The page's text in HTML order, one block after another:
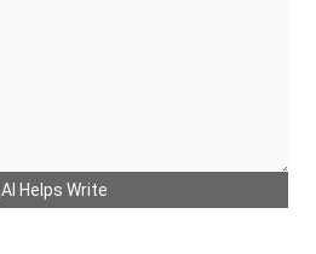
AI Helps Write